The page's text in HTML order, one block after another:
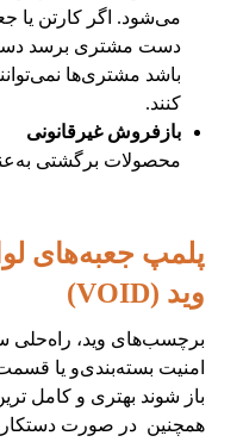
می‌شود. اگر کارتن یا
دست مشتری برسد
باشد مشتری‌ها
کنند.
بازفروش غیرقانونی
محصولات برگشتی
پلمپ جعبه‌های
وید (VOID)
برچسب‌های وید، راه‌حلی
امنیت بسته‌بندی‌و یا
باز شوند بهتری و کامل
همچنین در صورت